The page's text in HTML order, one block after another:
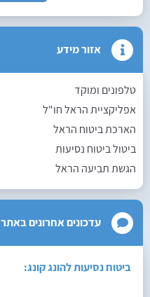
אזור מידע
טלפונים ומוקד
אפליקציית הראל חו"ל
הארכת ביטוח הראל
ביטול ביטוח נסיעות
הגשת תביעה הראל
עדכונים אחרונים באתר
ביטוח נסיעות להונג קונג: